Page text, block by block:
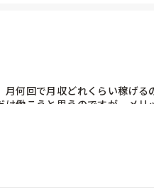
何回で月収どれくらい稼げ
働こうと思うのですが、メ